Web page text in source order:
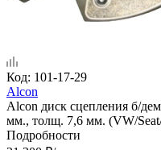
Код: 101-17-29
Alcon
Alcon диск сцепления б/
мм., толщ. 7,6 мм. (VW/
Подробности